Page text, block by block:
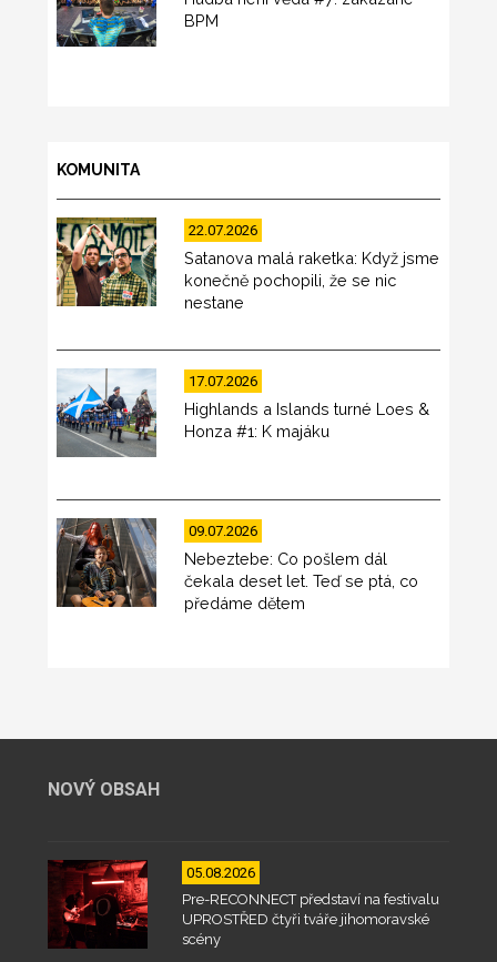
BPM
KOMUNITA
22.07.2026
Satanova malá raketka: Když jsme
konečně pochopili, že se nic
nestane
17.07.2026
Highlands a Islands turné Loes &
Honza #1: K majáku
09.07.2026
Nebeztebe: Co pošlem dál
čekala deset let. Teď se ptá, co
předáme dětem
NOVÝ OBSAH
05.08.2026
Pre-RECONNECT představí na festivalu
UPROSTŘED čtyři tváře jihomoravské
scény